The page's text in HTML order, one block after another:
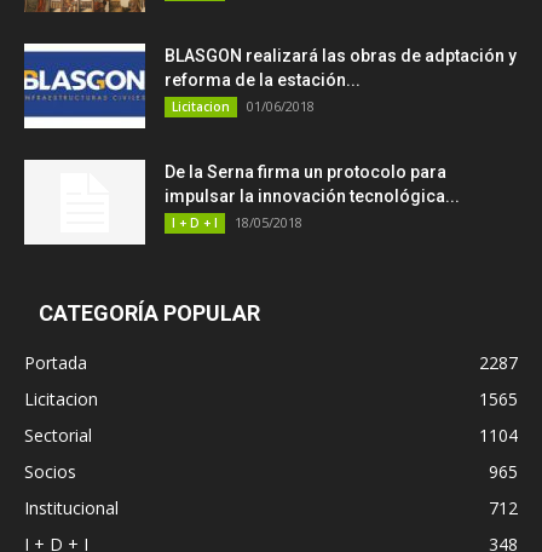
BLASGON realizará las obras de adptación y
reforma de la estación...
Licitacion 01/06/2018
De la Serna firma un protocolo para
impulsar la innovación tecnológica...
I + D + I 18/05/2018
CATEGORÍA POPULAR
Portada
2287
Licitacion
1565
Sectorial
1104
Socios
965
Institucional
712
I + D + I
348